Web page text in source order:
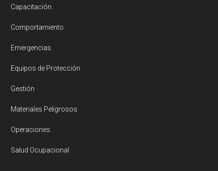
Capacitación
Comportamiento
Emergencias
Equipos de Protección
Gestión
Materiales Peligrosos
Operaciones
Salud Ocupacional